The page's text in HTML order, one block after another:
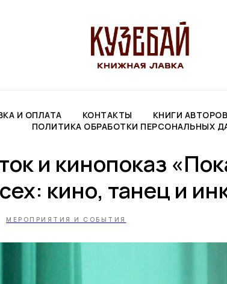
И ОПЛАТА КОНТАКТЫ КНИГИ
ПОЛИТИКА ОБРАБОТКИ ПЕРСОНАЛЬНЫХ
и кинопоказ
кино, танец и
МЕРОПРИЯТИЯ И СОБЫТИЯ